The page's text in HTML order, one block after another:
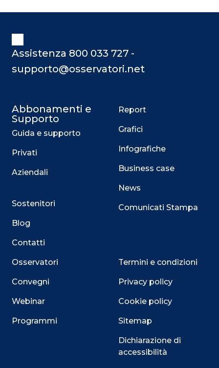
Assistenza 800 033 727 -
supporto@osservatori.net
Abbonamenti e
Supporto
Guida e supporto
Privati
Aziendali
Sostenitori
Blog
Contatti
Osservatori
Convegni
Webinar
Programmi
Report
Grafici
Infografiche
Business case
News
Comunicati Stampa
Termini e condizioni
Privacy policy
Cookie policy
Sitemap
Dichiarazione di
accessibilità